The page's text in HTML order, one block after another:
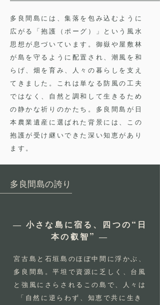
多良間島には、集落を包み込むように
広がる「抱護（ポーグ）」という風水
思想が息づいています。御嶽や屋敷林
が島を守るように配置され、潮風を和
らげ、畑を育み、人々の暮らしを支え
てきました。これは単なる防風の工夫
ではなく、自然と調和して生きるため
の静かな祈りのかたち。多良間島が日
本農業遺産に選ばれた背景には、この
抱護が受け継いできた深い知恵があり
ます。
多良間島の誇り
― 小さな島に宿る、四つの“日
本の叡智” ―
宮古島と石垣島のほぼ中間に浮かぶ、
多良間島。平坦で資源に乏しく、台風
と強風にさらされるこの島で、人々は
「自然に逆らわず、知恵で共に生き